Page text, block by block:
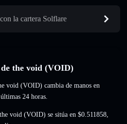
la cartera Solflare
de the void (VOID)
void (VOID) cambia de manos en
24 horas.
void (VOID) se sitúa en $0.511858,